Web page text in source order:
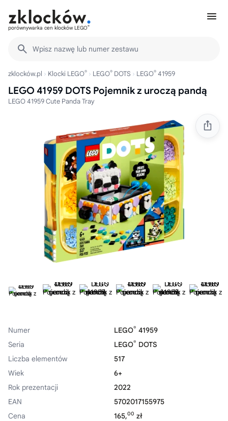
porównywarka cen klocków LEGO®
Wpisz nazwę lub numer zestawu
zklocków.pl Klocki LEGO® LEGO® DOTS LEGO® 41959
LEGO 41959 DOTS Pojemnik z uroczą pandą
LEGO 41959 Cute Panda Tray
Numer LEGO® 41959
Seria
LEGO® DOTS
Liczba elementów
517
Wiek
6+
Rok prezentacji
2022
EAN
5702017155975
Cena
165,00 zł